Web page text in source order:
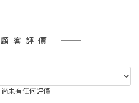
顧客評價
尚未有任何評價